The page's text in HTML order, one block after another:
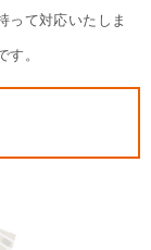
って対応いたしま
。